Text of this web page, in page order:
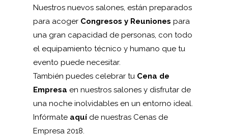
Nuestros nuevos salones, están preparados
para acoger Congresos y Reuniones para
una gran capacidad de personas, con todo
el equipamiento técnico y humano que tu
evento puede necesitar.
También puedes celebrar tu Cena de
Empresa en nuestros salones y disfrutar de
una noche inolvidables en un entorno ideal.
Infórmate aquí de nuestras Cenas de
Empresa 2018.